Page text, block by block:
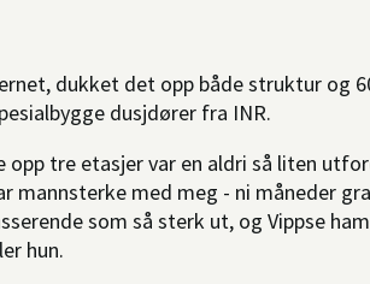
dukket det opp både struktur og
dusjdører fra INR.
opp tre etasjer var en aldri så liten
mannsterke med meg - ni måneder
som så sterk ut, og Vippse
hun.